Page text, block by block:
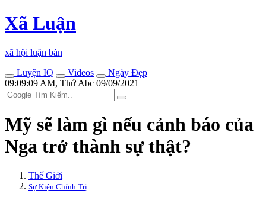
Xã Luận
xã hội luận bàn
Luyện IQ
Videos
Ngày Đẹp
09:09:09 AM, Thứ Abc 09/09/2021
Mỹ sẽ làm gì nếu cảnh báo của
Nga trở thành sự thật?
Thế Giới
Sự Kiện Chính Trị